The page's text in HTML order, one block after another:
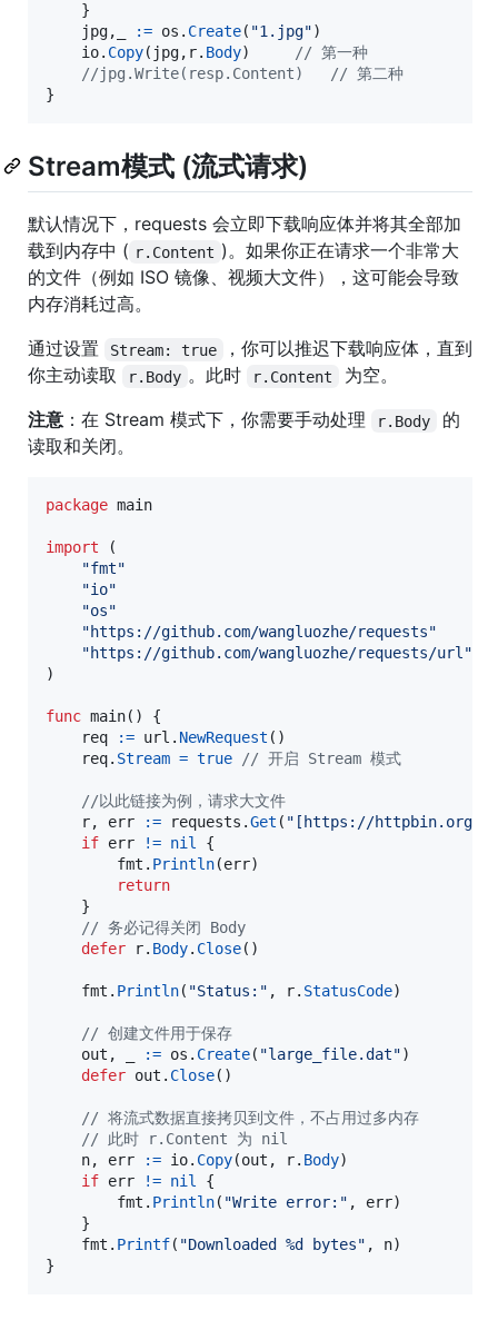
jpg, := os . Create( "1.jpg")
io. Copy( jpg, r. Body
// 第一种
//jpg.Write(resp.Content)	// 第二种
}
Stream模式 (流式请求)
默认情况下，requests 会立即下载响应体并将其全部加
载到内存中 ( r.Content )。如果你正在请求一个非常大
的文件（例如 ISO 镜像、视频大文件），这可能会导致
内存消耗过高。
通过设置
Stream: true
，你可以推迟下载响应体，直到
你主动读取
r.Body 。此时 r.Content
为空。
注意 ：在 Stream 模式下，你需要手动处理 r.Body
的
读取和关闭。
package main
import (
"fmt"
"io"
"os"
"https://github.com/wangluozhe/requests"
"https://github.com/wangluozhe/requests/url"
)
func main() {
req
:= url . NewRequest ()
req. Stream = true // 开启 Stream 模式
//以此链接为例，请求大文件
r, err := requests .Get ( "[https://httpbin.org/
if err != nil {
fmt . Println(err)
return
// 务必记得关闭 Body
defer
r. Body. Close()
fmt . Println( "Status:" , r. StatusCode)
// 创建文件用于保存
out , := os . Create( "large_file.dat")
defer out . Close()
// 将流式数据直接拷贝到文件，不占用过多内存
// 此时 r.Content 为 nil
n, err := io. Copy(out , r. Body)
if err != nil {
fmt . Println( "Write error:" , err)
fmt . Printf( "Downloaded %d bytes" , n)
}